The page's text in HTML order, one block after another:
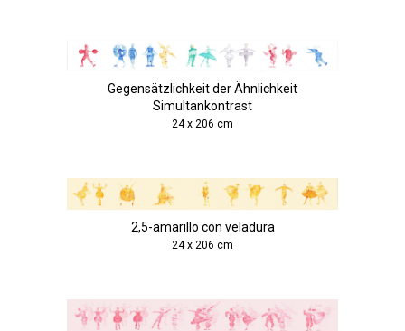
Gegensätzlichkeit der Ähnlichkeit
Simultankontrast
24 x 206 cm
2,5-amarillo con veladura
24 x 206 cm